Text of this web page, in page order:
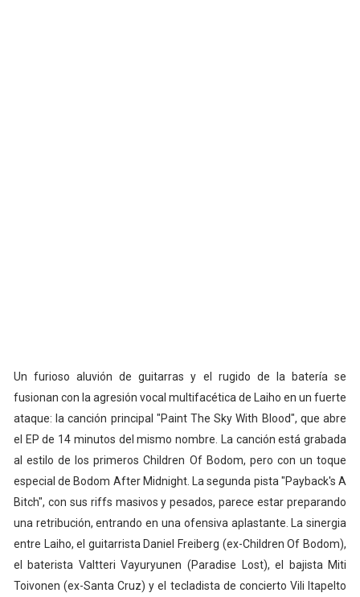
Un furioso aluvión de guitarras y el rugido de la batería se
fusionan con la agresión vocal multifacética de Laiho en un fuerte
ataque: la canción principal "Paint The Sky With Blood", que abre
el EP de 14 minutos del mismo nombre. La canción está grabada
al estilo de los primeros Children Of Bodom, pero con un toque
especial de Bodom After Midnight. La segunda pista "Payback's A
Bitch", con sus riffs masivos y pesados, parece estar preparando
una retribución, entrando en una ofensiva aplastante. La sinergia
entre Laiho, el guitarrista Daniel Freiberg (ex-Children Of Bodom),
el baterista Valtteri Vayuryunen (Paradise Lost), el bajista Miti
Toivonen (ex-Santa Cruz) y el tecladista de concierto Vili Itapelto